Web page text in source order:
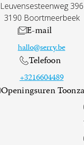
Leuvensesteenweg 396
3190 Boortmeerbeek
E-mail
hallo@serry.be
Telefoon
+3216604489
Openingsuren